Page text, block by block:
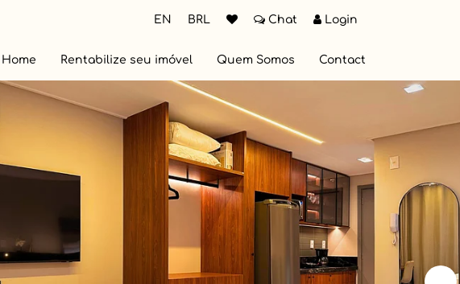
EN BRL Chat Login
Home Rentabilize seu imóvel Quem Somos Contact